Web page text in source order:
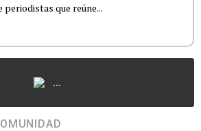
periodistas que reúne...
...